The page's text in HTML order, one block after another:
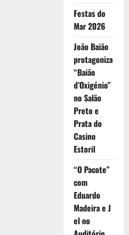
Festas do
Mar 2026
João Baião
protagoniza
“Baião
d’Oxigénio”
no Salão
Preto e
Prata do
Casino
Estoril
“O Pacote”
com
Eduardo
Madeira e J
el no